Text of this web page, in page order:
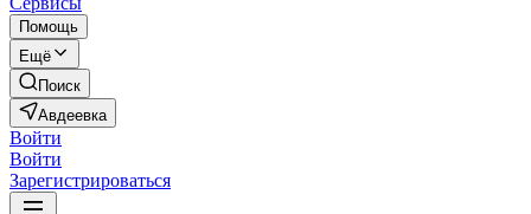
Помощь
Ещё
Поиск
Авдеевка
Войти
Войти
Зарегистрироваться